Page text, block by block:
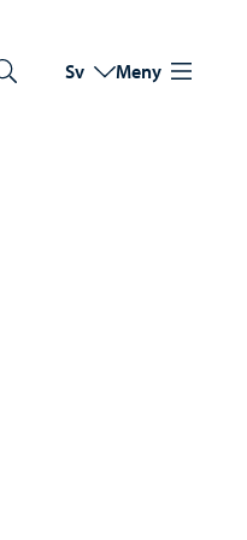
Byt språk
Nuvarande språk:
Sv Meny